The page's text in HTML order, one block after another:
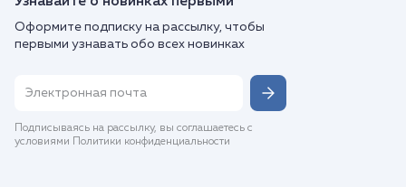
Оформите подписку на рассылку, чтобы
первыми узнавать обо всех новинках
Подписываясь на рассылку, вы соглашаетесь с
условиями Политики конфиденциальности